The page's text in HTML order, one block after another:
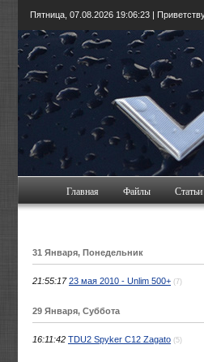
Пятница, 07.08.2026 19:06:24 |
Главная Файлы Статьи
31 Января, Понедельник
21:55:17 23 мая 2010 - Unlim 500+ (7)
29 Января, Суббота
16:11:42 TDU2 Spyker C12 Zagato (5)